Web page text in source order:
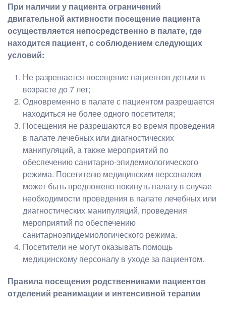
При наличии у пациента ограничений
двигательной активности посещение пациента
осуществляется непосредственно в палате, где
находится пациент, с соблюдением следующих
условий:
Не разрешается посещение пациентов детьми в
возрасте до 7 лет;
Одновременно в палате с пациентом разрешается
находиться не более одного посетителя;
Посещения не разрешаются во время проведения
в палате лечебных или диагностических
манипуляций, а также мероприятий по
обеспечению санитарно-эпидемиологического
режима. Посетителю медицинским персоналом
может быть предложено покинуть палату в случае
необходимости проведения в палате лечебных или
диагностических манипуляций, проведения
мероприятий по обеспечению
санитарноэпидемиологического режима.
Посетители не могут оказывать помощь
медицинскому персоналу в уходе за пациентом.
Правила посещения родственниками пациентов
отделений реанимации и интенсивной терапии